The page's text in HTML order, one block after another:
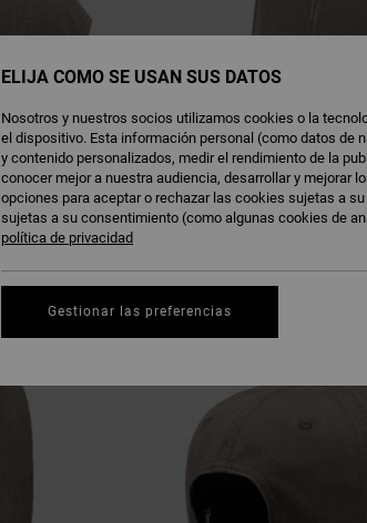
ELIJA CÓMO SE USAN SUS DATOS
Nosotros y nuestros socios utilizamos cookies o la
el dispositivo. Esta información personal (como datos de
y contenido personalizados, medir el rendimiento de la
conocer mejor a nuestra audiencia, desarrollar y mejorar
opciones para aceptar o rechazar las cookies sujetas a
sujetas a su consentimiento (como algunas cookies de
política de privacidad
Gestionar las preferencias